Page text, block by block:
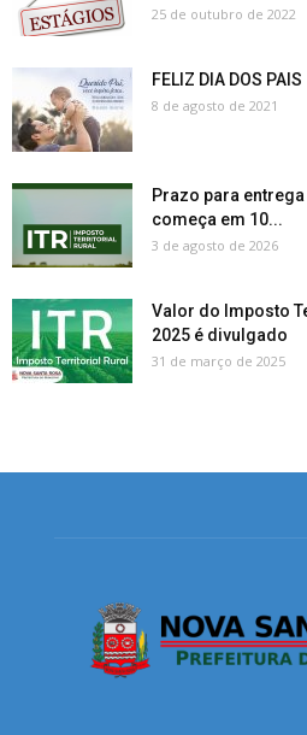
25 de outubro de 2022
FELIZ DIA DOS PAIS
8 de agosto de 2021
Prazo para
começa em 10...
3 de agosto de 2026
Valor do Imposto
2025 é divulgado
31 de março de 2025